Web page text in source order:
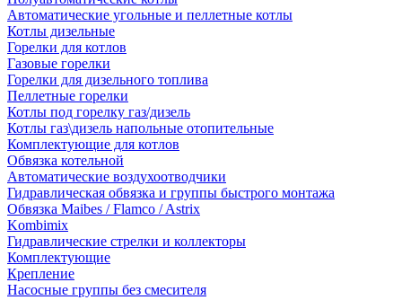
Автоматические угольные и пеллетные котлы
Котлы дизельные
Горелки для котлов
Газовые горелки
Горелки для дизельного топлива
Пеллетные горелки
Котлы под горелку газ/дизель
Котлы газ\дизель напольные отопительные
Комплектующие для котлов
Обвязка котельной
Автоматические воздухоотводчики
Гидравлическая обвязка и группы быстрого монтажа
Обвязка Maibes / Flamco / Astrix
Kombimix
Гидравлические стрелки и коллекторы
Комплектующие
Крепление
Насосные группы без смесителя